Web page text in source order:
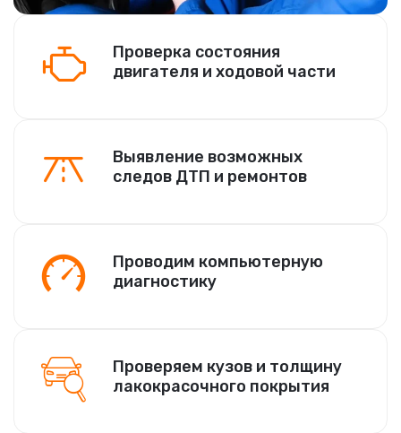
Проверка состояния
двигателя и ходовой части
Выявление возможных
следов ДТП и ремонтов
Проводим компьютерную
диагностику
Проверяем кузов и толщину
лакокрасочного покрытия